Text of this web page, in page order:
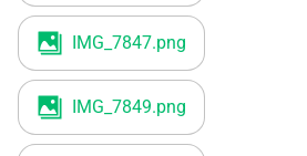
IMG_7847.png
IMG_7849.png